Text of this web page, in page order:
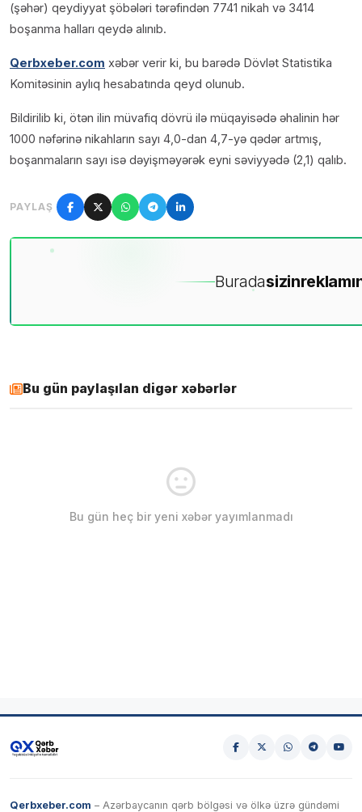
(şəhər) qeydiyyat şöbələri tərəfindən 7741 nikah və 3414
boşanma halları qeydə alınıb.
Qerbxeber.com xəbər verir ki, bu barədə Dövlət Statistika
Komitəsinin aylıq hesabatında qeyd olunub.
Bildirilib ki, ötən ilin müvafiq dövrü ilə müqayisədə əhalinin hər
1000 nəfərinə nikahların sayı 4,0-dan 4,7-yə qədər artmış,
boşanmaların sayı isə dəyişməyərək eyni səviyyədə (2,1) qalıb.
PAYLAŞ
Buradasizin
Bu gün paylaşılan digər xəbərlər
Bu gün heç bir yeni xəbər yayımlanmadı
Qerbxeber.com – Azərbaycanın qərb bölgəsi və ölkə üzrə gündəmi